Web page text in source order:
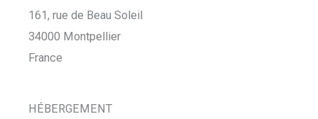
161, rue de Beau Soleil
34000 Montpellier
France
HÉBERGEMENT